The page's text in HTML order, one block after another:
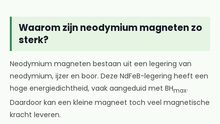
Waarom zijn neodymium magneten zo
sterk?
Neodymium magneten bestaan uit een legering van
neodymium, ijzer en boor. Deze NdFeB-legering heeft een
hoge energiedichtheid, vaak aangeduid met BHmax.
Daardoor kan een kleine magneet toch veel magnetische
kracht leveren.